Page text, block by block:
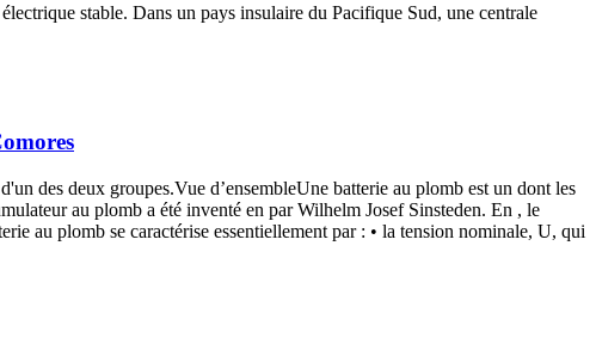
stable. Dans un pays insulaire du Pacifique Sud, une centrale
des deux groupes.Vue d’ensembleUne batterie au plomb est un dont les
au plomb a été inventé en par Wilhelm Josef Sinsteden. En , le
au plomb se caractérise essentiellement par : • la tension nominale, U, qui